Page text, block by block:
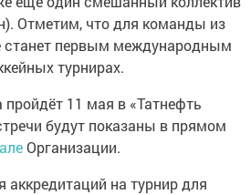
Отметим, что для команды из
станет первым международным
турнирах.
11 мая в «Татнефть
будут показаны в прямом
Организации.
аккредитаций на турнир для